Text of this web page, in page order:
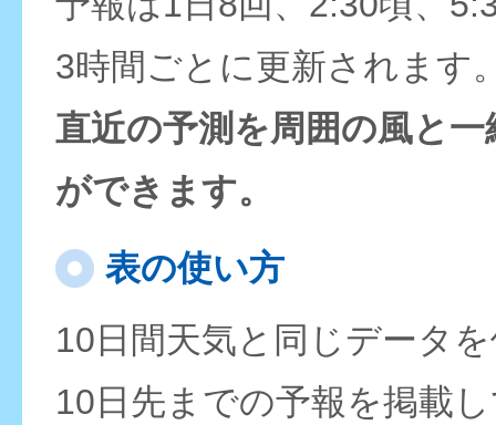
3時間ごとに更新されます
直近の予測を周囲の風と
ができます。
表の使い方
10日間天気と同じデータ
10日先までの予報を掲載